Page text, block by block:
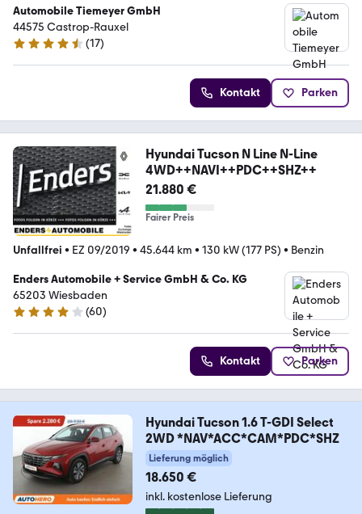
Automobile Tiemeyer GmbH
44575 Castrop-Rauxel
4.6 Sterne
(17)
Kontakt Parken
Hyundai Tucson N Line N-Line
4WD++NAVI++PDC++SHZ++
21.880 €
Fairer Preis
Unfallfrei • EZ 09/2019 • 45.644 km • 130 kW (177 PS) • Benzin
Enders Automobile + Service GmbH & Co. KG
65203 Wiesbaden
3.8 Sterne
(60)
Kontakt Parken
Hyundai Tucson 1.6 T-GDI Select
2WD *NAV*ACC*CAM*PDC*SHZ
Lieferung möglich
18.650 €
inkl. kostenlose Lieferung